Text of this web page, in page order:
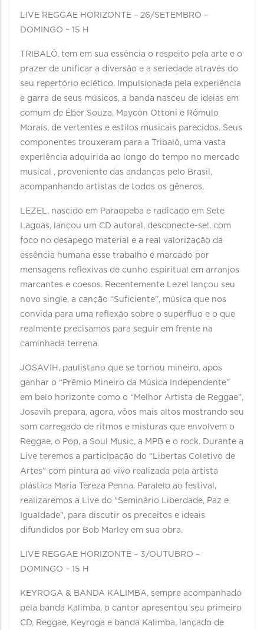
LIVE REGGAE HORIZONTE – 26/SETEMBRO –
DOMINGO – 15 H
TRIBALÔ, tem em sua essência o respeito pela arte e o
prazer de unificar a diversão e a seriedade através do
seu repertório eclético. Impulsionada pela experiência
e garra de seus músicos, a banda nasceu de ideias em
comum de Éber Souza, Maycon Ottoni e Rômulo
Morais, de vertentes e estilos musicais parecidos. Seus
componentes trouxeram para a Tribalô, uma vasta
experiência adquirida ao longo do tempo no mercado
musical , proveniente das andanças pelo Brasil,
acompanhando artistas de todos os gêneros.
LEZEL, nascido em Paraopeba e radicado em Sete
Lagoas, lançou um CD autoral, desconecte-se!. com
foco no desapego material e a real valorização da
essência humana esse trabalho é marcado por
mensagens reflexivas de cunho espiritual em arranjos
marcantes e coesos. Recentemente Lezel lançou seu
novo single, a canção “Suficiente”, música que nos
convida para uma reflexão sobre o supérfluo e o que
realmente precisamos para seguir em frente na
caminhada terrena.
JOSAVIH, paulistano que se tornou mineiro, após
ganhar o “Prêmio Mineiro da Música Independente”
em belo horizonte como o “Melhor Artista de Reggae”,
Josavih prepara, agora, vôos mais altos mostrando seu
som carregado de ritmos e misturas que envolvem o
Reggae, o Pop, a Soul Music, a MPB e o rock. Durante a
Live teremos a participação do “Libertas Coletivo de
Artes” com pintura ao vivo realizada pela artista
plástica Maria Tereza Penna. Paralelo ao festival,
realizaremos a Live do "Seminário Liberdade, Paz e
Igualdade", para discutir os preceitos e ideais
difundidos por Bob Marley em sua obra.
LIVE REGGAE HORIZONTE – 3/OUTUBRO –
DOMINGO – 15 H
KEYROGA & BANDA KALIMBA, sempre acompanhado
pela banda Kalimba, o cantor apresentou seu primeiro
CD, Reggae, Keyroga e banda Kalimba, lançado de